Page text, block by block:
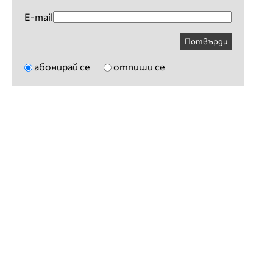
E-mail
Потвърди
абонирай се отпиши се